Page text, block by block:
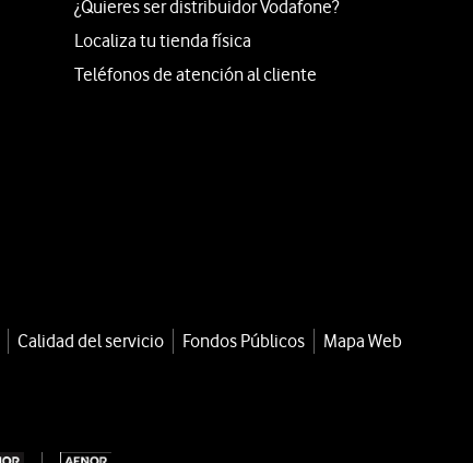
¿Quieres ser distribuidor Vodafone?
Localiza tu tienda física
Teléfonos de atención al cliente
Calidad del servicio Fondos Públicos
Mapa Web